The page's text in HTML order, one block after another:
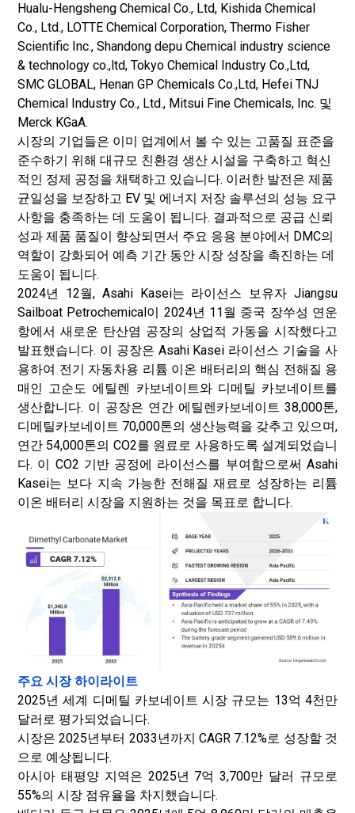
Hualu-Hengsheng Chemical Co., Ltd, Kishida Chemical
Co., Ltd., LOTTE Chemical Corporation, Thermo Fisher
Scientific Inc., Shandong depu Chemical industry science
& technology co.,ltd, Tokyo Chemical Industry Co.,Ltd,
SMC GLOBAL, Henan GP Chemicals Co.,Ltd, Hefei TNJ
Chemical Industry Co., Ltd., Mitsui Fine Chemicals, Inc. 및
Merck KGaA.
시장의 기업들은 이미 업계에서 볼 수 있는 고품질 표준을
준수하기 위해 대규모 친환경 생산 시설을 구축하고 혁신
적인 정제 공정을 채택하고 있습니다. 이러한 발전은 제품
균일성을 보장하고 EV 및 에너지 저장 솔루션의 성능 요구
사항을 충족하는 데 도움이 됩니다. 결과적으로 공급 신뢰
성과 제품 품질이 향상되면서 주요 응용 분야에서 DMC의
역할이 강화되어 예측 기간 동안 시장 성장을 촉진하는 데
도움이 됩니다.
2024년 12월, Asahi Kasei는 라이선스 보유자 Jiangsu
Sailboat Petrochemical이 2024년 11월 중국 장쑤성 연운
항에서 새로운 탄산염 공장의 상업적 가동을 시작했다고
발표했습니다. 이 공장은 Asahi Kasei 라이선스 기술을 사
용하여 전기 자동차용 리튬 이온 배터리의 핵심 전해질 용
매인 고순도 에틸렌 카보네이트와 디메틸 카보네이트를
생산합니다. 이 공장은 연간 에틸렌카보네이트 38,000톤,
디메틸카보네이트 70,000톤의 생산능력을 갖추고 있으며,
연간 54,000톤의 CO2를 원료로 사용하도록 설계되었습니
다. 이 CO2 기반 공정에 라이선스를 부여함으로써 Asahi
Kasei는 보다 지속 가능한 전해질 재료로 성장하는 리튬
이온 배터리 시장을 지원하는 것을 목표로 합니다.
주요 시장 하이라이트
2025년 세계 디메틸 카보네이트 시장 규모는 13억 4천만
달러로 평가되었습니다.
시장은 2025년부터 2033년까지 CAGR 7.12%로 성장할 것
으로 예상됩니다.
아시아 태평양 지역은 2025년 7억 3,700만 달러 규모로
55%의 시장 점유율을 차지했습니다.